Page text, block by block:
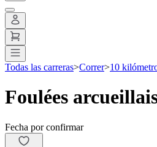
Todas las carreras>Correr>10
Foulées
Fecha por confirmar